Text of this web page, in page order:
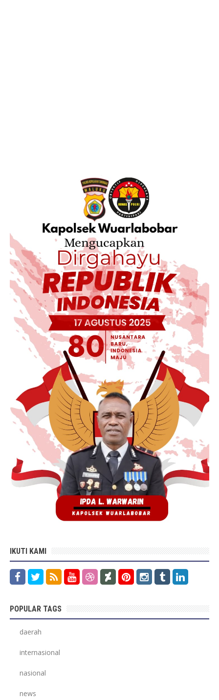
IKUTI KAMI
POPULAR TAGS
daerah
internasional
nasional
news